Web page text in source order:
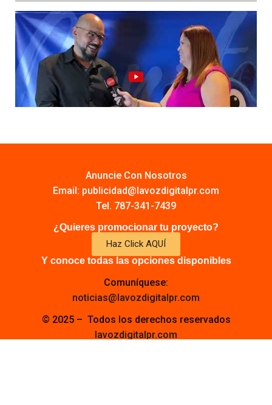
Anuncie Con Nosotros
Email: publicidad@lavozdigitalpr.com
Tel. 787-341-7439
¿Quieres promocionar tu proyecto?
Haz Click AQUÍ
Y conoce todas las opciones disponibles
Comuníquese:
noticias@lavozdigitalpr.com
© 2025 – Todos los derechos reservados
lavozdigitalpr.com